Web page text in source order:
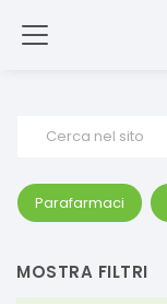
Cerca nel sito
Parafarmaci
MOSTRA FILTRI